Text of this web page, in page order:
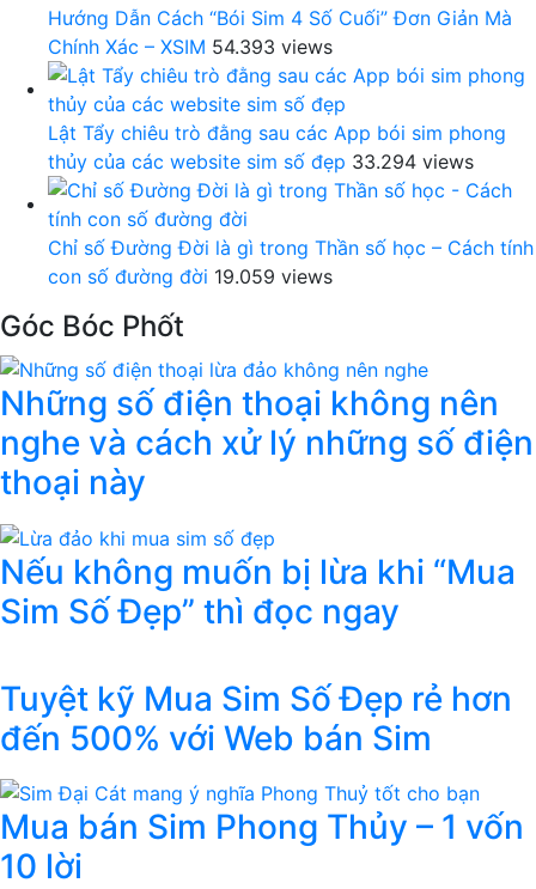
Hướng Dẫn Cách “Bói Sim 4 Số Cuối” Đơn Giản Mà
Chính Xác – XSIM 54.393 views
Lật Tẩy chiêu trò đằng sau các App bói sim phong
thủy của các website sim số đẹp 33.294 views
Chỉ số Đường Đời là gì trong Thần số học – Cách tính
con số đường đời 19.059 views
Góc Bóc Phốt
Những số điện thoại không nên
nghe và cách xử lý những số điện
thoại này
Nếu không muốn bị lừa khi “Mua
Sim Số Đẹp” thì đọc ngay
Tuyệt kỹ Mua Sim Số Đẹp rẻ hơn
đến 500% với Web bán Sim
Mua bán Sim Phong Thủy – 1 vốn
10 lời